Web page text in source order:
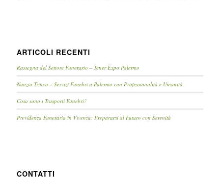
ARTICOLI RECENTI
Rassegna del Settore Funerario – Tener Expo Palermo
Nunzio Trinca – Servizi Funebri a Palermo con Professionalità e Umanità
Cosa sono i Trasporti Funebri?
Previdenza Funeraria in Vivenza: Prepararsi al Futuro con Serenità
CONTATTI